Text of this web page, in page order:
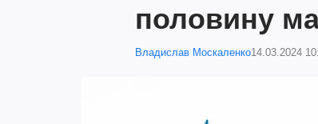
половину
Владислав Москаленко14.03.2024